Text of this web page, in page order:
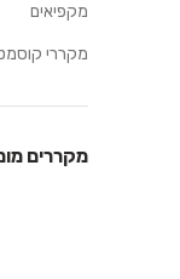
מקפיאים
מקררי
מקררים